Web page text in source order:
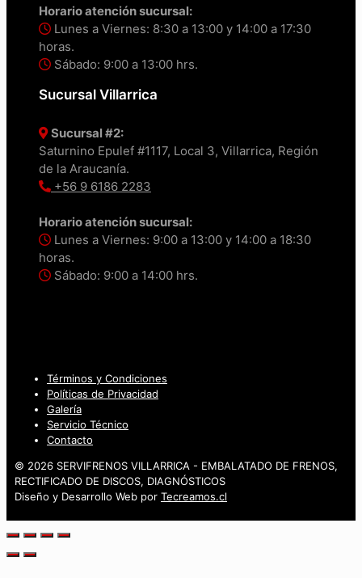
Horario atención sucursal:
Lunes a Viernes: 8:30 a 13:00 y 14:00 a 17:30
horas.
Sábado: 9:00 a 13:00 hrs.
Sucursal Villarrica
Sucursal #2:
Saturnino Epulef #1117, Local 3, Villarrica, Región
de la Araucanía.
+56 9 6186 2283
Horario atención sucursal:
Lunes a Viernes: 9:00 a 13:00 y 14:00 a 18:30
horas.
Sábado: 9:00 a 14:00 hrs.
Términos y Condiciones
Políticas de Privacidad
Galería
Servicio Técnico
Contacto
© 2026 SERVIFRENOS VILLARRICA - EMBALATADO DE FRENOS,
RECTIFICADO DE DISCOS, DIAGNÓSTICOS
Diseño y Desarrollo Web por Tecreamos.cl